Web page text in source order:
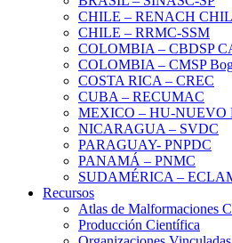
CHILE – RENACH
CHILE – RRMC-SSM
COLOMBIA – CBDSP
COLOMBIA – CMSP
COSTA RICA – CREC
CUBA – RECUMAC
MEXICO – HU-NUEVO
NICARAGUA – SVDC
PARAGUAY- PNPDC
PANAMÁ – PNMC
SUDAMÉRICA –
Recursos
Atlas de Malformaciones
Producción Científica